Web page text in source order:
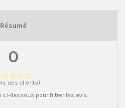
Résumé
0
des clients)
ci-dessous pour filtrer les avis.